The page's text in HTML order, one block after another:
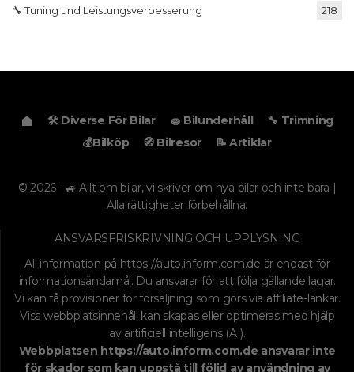
🔧 Tuning und Leistungsverbesserung 218
🛠️ Diverse För Bilar 🧽 Bilunderhåll
🔧 Trimning
💰Bilköp
🧭 Bilresor 📝 Artiklar
© 2026 - 🚙 Allt om bilar, vi skriver om nya bilar och inte bara |
Alla rättigheter förbehållna.
ANSVARSFRISKRIVNING OCH UPPLYSNING
All information på https://auto.inform.com.de är endast för
informationsändamål. Du ansvarar för att följa gällande lagar.
Vi kan få provisioner för försäljning som görs via affiliate-länkar.
Viss webbplatsinnehåll kan skapas eller optimeras med hjälp
av artificiell intelligens (AI).
Webbplatsen https://auto.inform.com.de ansvarar inte
för skador som kan uppstå till följd av användning av